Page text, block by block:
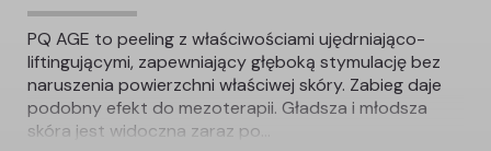
PQ AGE to peeling z właściwościami ujędrniająco-
liftingującymi, zapewniający głęboką stymulację bez
naruszenia powierzchni właściwej skóry. Zabieg daje
podobny efekt do mezoterapii. Gładsza i młodsza
skóra jest widoczna zaraz po...